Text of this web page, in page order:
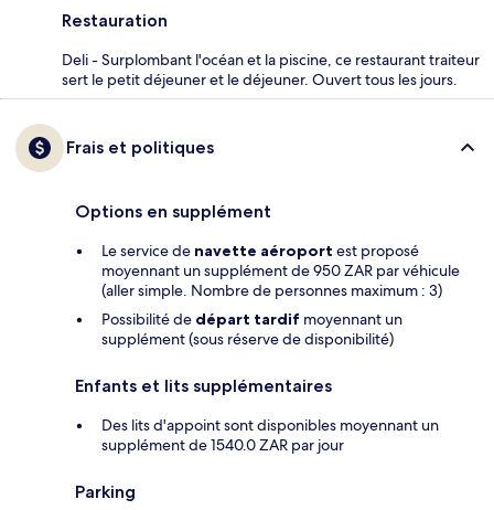
Restauration
Deli - Surplombant l'océan et la piscine, ce restaurant traiteur
sert le petit déjeuner et le déjeuner. Ouvert tous les jours.
Frais et politiques
Options en supplément
Le service de navette aéroport est proposé
moyennant un supplément de 950 ZAR par véhicule
(aller simple. Nombre de personnes maximum : 3)
Possibilité de départ tardif moyennant un
supplément (sous réserve de disponibilité)
Enfants et lits supplémentaires
Des lits d'appoint sont disponibles moyennant un
supplément de 1540.0 ZAR par jour
Parking